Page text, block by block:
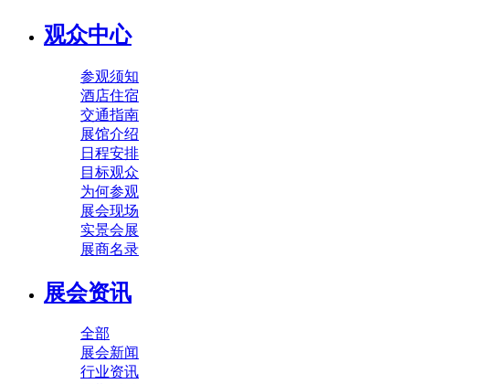
观众中心
参观须知
酒店住宿
交通指南
展馆介绍
日程安排
目标观众
为何参观
展会现场
实景会展
展商名录
展会资讯
全部
展会新闻
行业资讯